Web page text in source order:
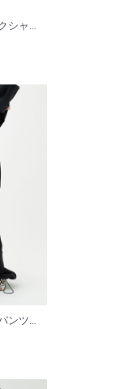
どろどろちぐはぐチェックシャツ（ピンク）